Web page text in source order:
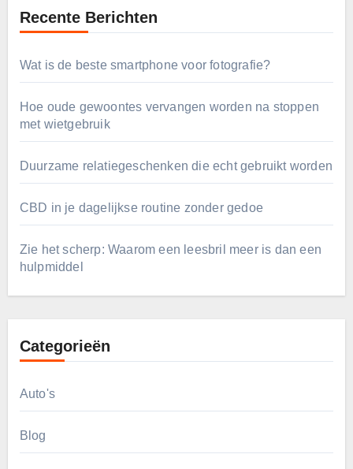
Recente Berichten
Wat is de beste smartphone voor fotografie?
Hoe oude gewoontes vervangen worden na stoppen
met wietgebruik
Duurzame relatiegeschenken die echt gebruikt worden
CBD in je dagelijkse routine zonder gedoe
Zie het scherp: Waarom een leesbril meer is dan een
hulpmiddel
Categorieën
Auto's
Blog